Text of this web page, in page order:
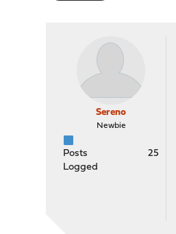
Sereno
Newbie
Posts
25
Logged